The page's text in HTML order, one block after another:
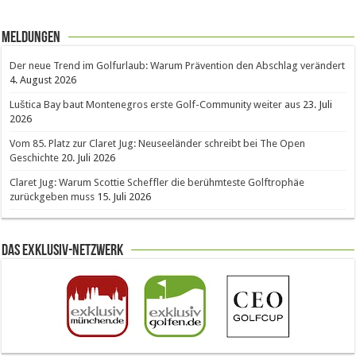
Meldungen
Der neue Trend im Golfurlaub: Warum Prävention den Abschlag verändert
4. August 2026
Luštica Bay baut Montenegros erste Golf-Community weiter aus 23. Juli
2026
Vom 85. Platz zur Claret Jug: Neuseeländer schreibt bei The Open
Geschichte 20. Juli 2026
Claret Jug: Warum Scottie Scheffler die berühmteste Golftrophäe
zurückgeben muss 15. Juli 2026
Das Exklusiv-Netzwerk